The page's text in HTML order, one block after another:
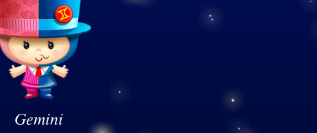
Gemini